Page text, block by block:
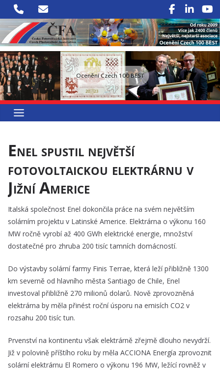
Přeskočit
na
obsah
Ocenění Czech 100 BEST
Enel spustil největší
fotovoltaickou elektrárnu v
Jižní Americe
Italská společnost Enel dokončila práce na svém největším
solárním projektu v Latinské Americe. Elektrárna o výkonu 160
MW ročně vyrobí až 400 GWh elektrické energie, množství
dostatečné pro zhruba 200 tisíc tamních domácností.
Do výstavby solární farmy Finis Terrae, která leží přibližně 1300
km severně od hlavního města Santiago de Chile, Enel
investoval přibližně 270 milionů dolarů. Nově zprovozněná
elektrárna by měla přinést roční úsporu na emisích CO2 v
rozsahu 200 tisíc tun.
Prvenství na kontinentu však elektrárně zřejmě dlouho nevydrží.
Již v polovině příštího roku by měla ACCIONA Energía zprovoznit
solární elektrárnu El Romero o výkonu 196 MW, ležící rovněž v